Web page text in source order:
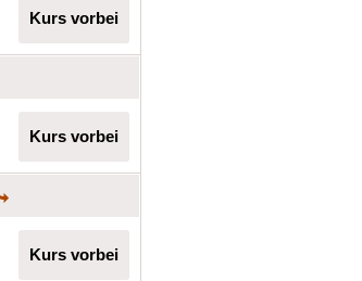
Kurs vorbei
Kurs vorbei
Kurs vorbei